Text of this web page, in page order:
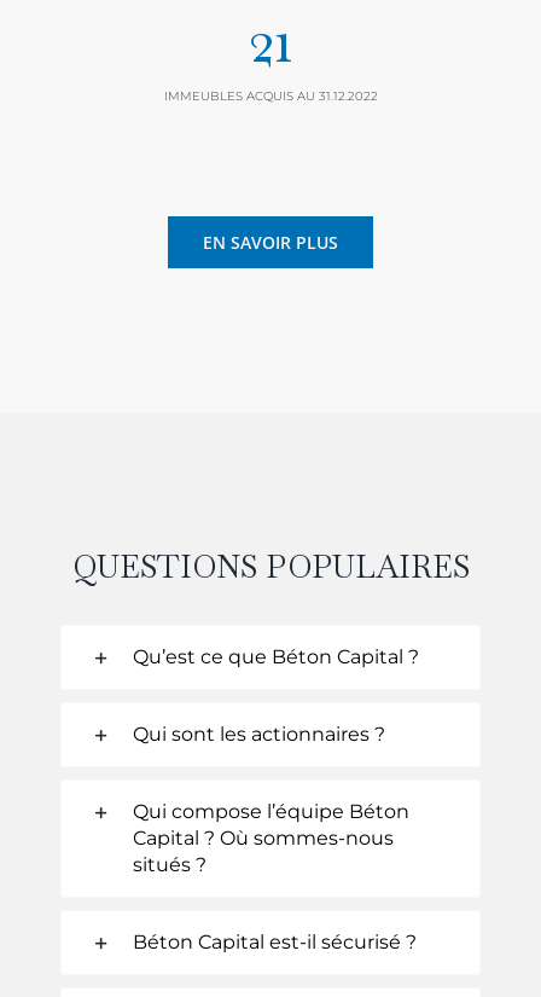
21
IMMEUBLES ACQUIS AU 31.12.2022
EN SAVOIR PLUS
QUESTIONS POPULAIRES
Qu’est ce que Béton Capital ?
Qui sont les actionnaires ?
Qui compose l’équipe Béton
Capital ? Où sommes-nous
situés ?
Béton Capital est-il sécurisé ?